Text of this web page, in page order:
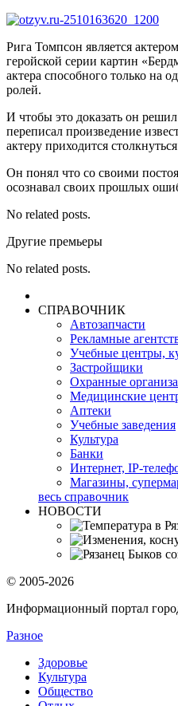
Рига Томпсон является
геройской серии картин
актера способного только на
ролей.
И чтобы это доказать он
переписал произведение
актеру приходится
Он понял что со своими
осознавал своих прошлых
No related posts.
Другие премьеры
No related posts.
СПРАВОЧНИК
Автозапчасти
Рекламные
Учебные центры,
Застройщики
Охранные
Медицинские
Аптеки
Учебные заведения
Культура
Банки
Интернет, IP-
Магазины,
весь справочник
НОВОСТИ
© 2005-2026
Информационный портал
Разное
Здоровье
Культура
Общество